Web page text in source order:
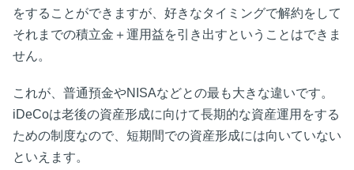
をすることができますが、好きなタイミングで解約をして
それまでの積立金＋運用益を引き出すということはできま
せん。
これが、普通預金やNISAなどとの最も大きな違いです。
iDeCoは老後の資産形成に向けて長期的な資産運用をする
ための制度なので、短期間での資産形成には向いていない
といえます。